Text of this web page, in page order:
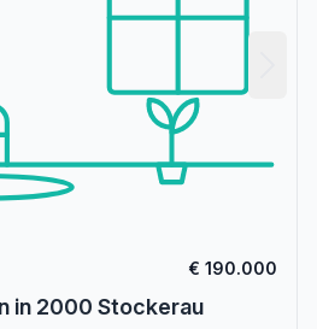
€ 190.000
in 2000 Stockerau